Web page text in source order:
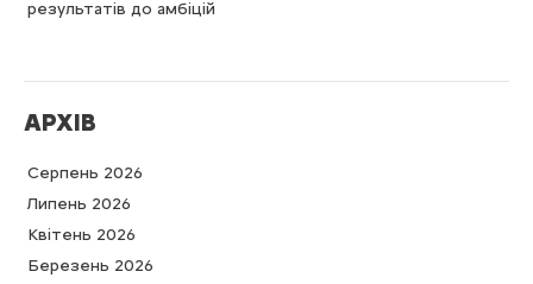
результатів до амбіцій
АРХІВ
Серпень 2026
Липень 2026
Квітень 2026
Березень 2026